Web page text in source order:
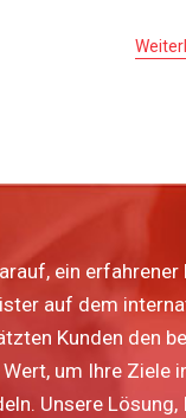
ein erfahrener
auf dem
Kunden den
um Ihre Ziele
Unsere Lösung,